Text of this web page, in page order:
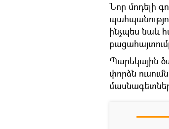
Նոր մոդելի
ինչպես նաև
Պարեկային
փորձն